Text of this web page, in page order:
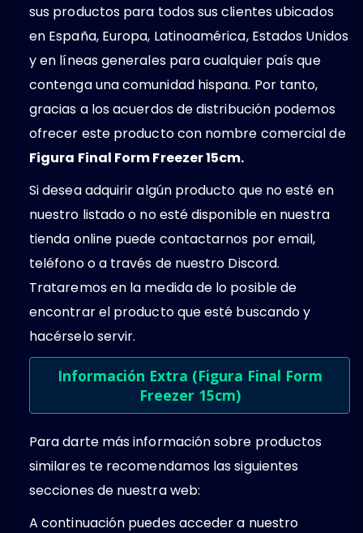
sus productos para todos sus clientes ubicados
en España, Europa, Latinoamérica, Estados Unidos
y en líneas generales para cualquier país que
contenga una comunidad hispana. Por tanto,
gracias a los acuerdos de distribución podemos
ofrecer este producto con nombre comercial de
Figura Final Form Freezer 15cm.
Si desea adquirir algún producto que no esté en
nuestro listado o no esté disponible en nuestra
tienda online puede contactarnos por email,
teléfono o a través de nuestro Discord.
Trataremos en la medida de lo posible de
encontrar el producto que esté buscando y
hacérselo servir.
Información Extra (Figura Final Form
Freezer 15cm)
Para darte más información sobre productos
similares te recomendamos las siguientes
secciones de nuestra web:
A continuación puedes acceder a nuestro